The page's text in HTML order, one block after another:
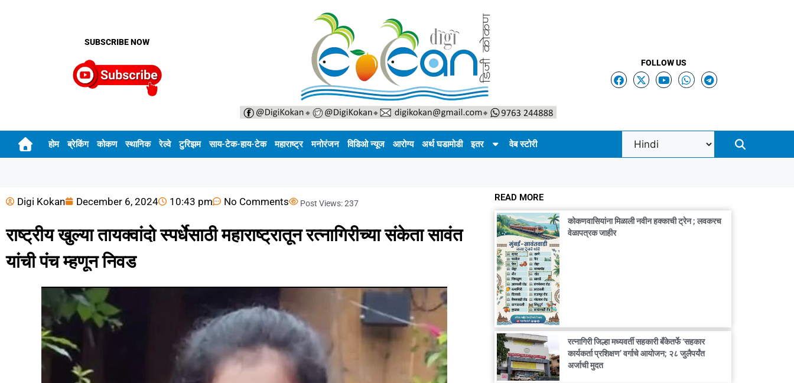
SUBSCRIBE NOW
FOLLOW US
होम ब्रेकिंग कोकण स्थानिक रेल्वे टुरिझम साय-टेक-हाय-टेक महाराष्ट्र मनोरंजन विडिओ न्यूज आरोग्य अर्थ घडामोडी इतर वेब स्टोरी
Digi Kokan December 6, 2024 10:43 pm No Comments Post Views:237
राष्ट्रीय खुल्या तायक्वांदो स्पर्धेसाठी महाराष्ट्रातून रत्नागिरीच्या संकेता सावंत
यांची पंच म्हणून निवड
READ MORE
कोकणवासियांना मिळाली नवीन हक्काची ट्रेन ; लवकरच
वेळापत्रक जाहीर
रत्नागिरी जिल्हा मध्यवर्ती सहकारी बँकेतर्फे ‘सहकार
कार्यकर्ता प्रशिक्षण’ वर्गाचे आयोजन; २८ जुलैपर्यंत
अर्जाची मुदत